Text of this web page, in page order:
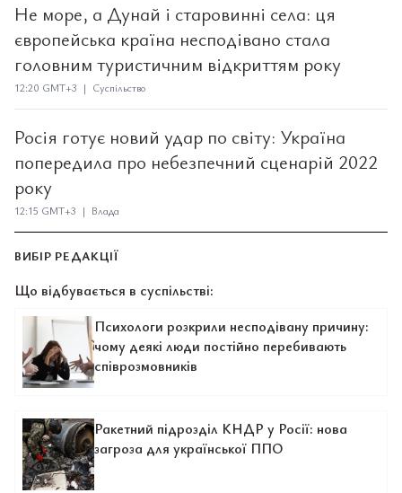
Не море, а Дунай і старовинні села: ця
європейська країна несподівано стала
головним туристичним відкриттям року
12:20 GMT+3 | Суспільство
Росія готує новий удар по світу: Україна
попередила про небезпечний сценарій 2022
року
12:15 GMT+3 | Влада
ВИБІР РЕДАКЦІЇ
Що відбувається в суспільстві:
Психологи розкрили несподівану причину:
чому деякі люди постійно перебивають
співрозмовників
Ракетний підрозділ КНДР у Росії: нова
загроза для української ППО